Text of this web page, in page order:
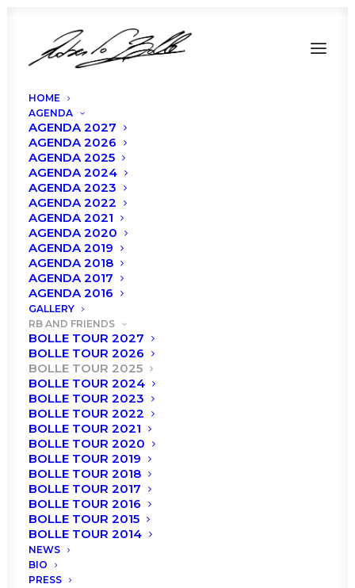
HOME
AGENDA
AGENDA 2027
AGENDA 2026
AGENDA 2025
AGENDA 2024
AGENDA 2023
AGENDA 2022
AGENDA 2021
AGENDA 2020
AGENDA 2019
AGENDA 2018
AGENDA 2017
AGENDA 2016
GALLERY
RB AND FRIENDS
BOLLE TOUR 2027
BOLLE TOUR 2026
BOLLE TOUR 2025
BOLLE TOUR 2024
BOLLE TOUR 2023
BOLLE TOUR 2022
BOLLE TOUR 2021
BOLLE TOUR 2020
BOLLE TOUR 2019
BOLLE TOUR 2018
BOLLE TOUR 2017
BOLLE TOUR 2016
BOLLE TOUR 2015
BOLLE TOUR 2014
NEWS
BIO
PRESS
Bolle Tour 2025